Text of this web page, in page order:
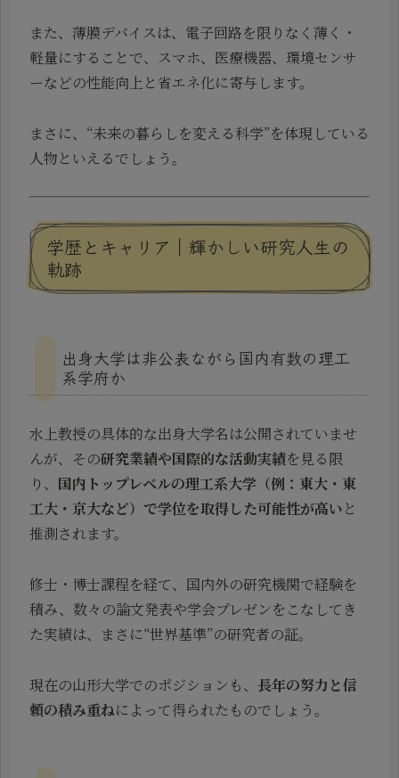
また、薄膜デバイスは、電子回路を限りなく薄く・
軽量にすることで、スマホ、医療機器、環境センサ
ーなどの性能向上と省エネ化に寄与します。
まさに、“未来の暮らしを変える科学”を体現している
人物といえるでしょう。
学歴とキャリア｜輝かしい研究人生の
軌跡
出身大学は非公表ながら国内有数の理工
系学府か
水上教授の具体的な出身大学名は公開されていませ
んが、その研究業績や国際的な活動実績を見る限
り、 国内トップレベルの理工系大学（例：東大・東
工大・京大など）で学位を取得した可能性が高いと
推測されます。
修士・博士課程を経て、国内外の研究機関で経験を
積み、数々の論文発表や学会プレゼンをこなしてき
た実績は、まさに“世界基準”の研究者の証。
現在の山形大学でのポジションも、 長年の努力と信
頼の積み重ねによって得られたものでしょう。